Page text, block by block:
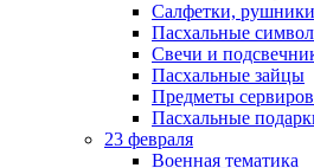
Салфетки,
Пасхальные
Свечи и
Пасхальные зайцы
Предметы
Пасхальные
23 февраля
Военная тематика